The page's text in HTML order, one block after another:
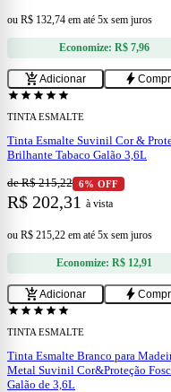
ou R$ 132,74 em até 5x sem juros
Economize: R$ 7,96
add_shopping_cartAdicionar bolt
confirmation_numberCupom 15% OFF
starstarstarstarstar
TINTA ESMALTE
Tinta Esmalte Suvinil Cor &
Brilhante Tabaco Galão 3,6L
de R$ 215,22 6% OFF
R$ 202,31 à vista
ou R$ 215,22 em até 5x sem juros
Economize: R$ 12,91
add_shopping_cartAdicionar bolt
confirmation_numberCupom 15% OFF
starstarstarstarstar
TINTA ESMALTE
Tinta Esmalte Branco para
Metal Suvinil Cor&Proteção
Galão de 3,6L